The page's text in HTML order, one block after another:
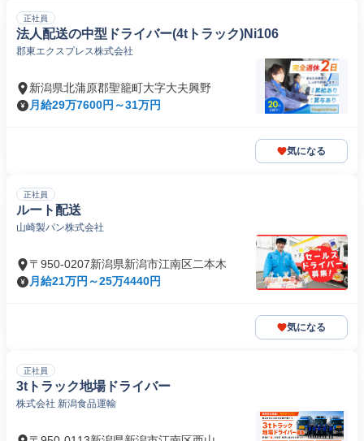
正社員
法人配送の中型ドライバー(4tトラック)Ni106
郡東エクスプレス株式会社
新潟県北蒲原郡聖籠町大字大夫興野
月給29万7600円～31万円
気になる
正社員
ルート配送
山崎製パン株式会社
〒950-0207新潟県新潟市江南区二本木
月給21万円～25万4440円
気になる
正社員
3tトラック地場ドライバー
株式会社 新潟食品運輸